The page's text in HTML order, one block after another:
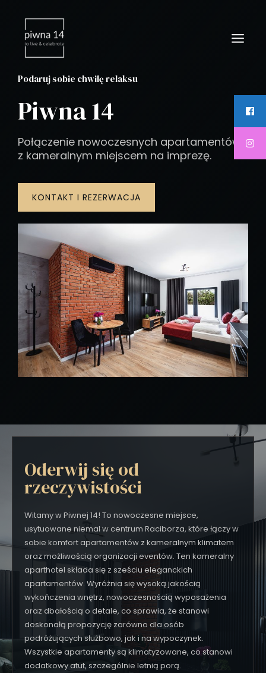
content
Podaruj sobie chwilę relaksu
Piwna 14
Połączenie nowoczesnych apartamentów
z kameralnym miejscem na imprezę.
KONTAKT I REZERWACJA
Oderwij się od
rzeczywistości
Witamy w Piwnej 14! To nowoczesne miejsce,
usytuowane niemal w centrum Raciborza, które łączy w
sobie komfort apartamentów z kameralnym klimatem
oraz możliwością organizacji eventów. Ten kameralny
aparthotel składa się z sześciu eleganckich
apartamentów. Wyróżnia się wysoką jakością
wykończenia wnętrz, nowoczesnością wyposażenia
oraz dbałością o detale, co sprawia, że stanowi
doskonałą propozycję zarówno dla osób
podróżujących służbowo, jak i na wypoczynek.
Wszystkie apartamenty są klimatyzowane, co stanowi
dodatkowy atut, szczególnie letnią porą.